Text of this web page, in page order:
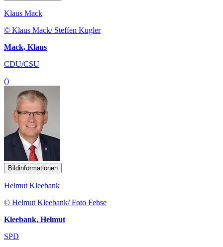
Klaus Mack
© Klaus Mack/ Steffen Kugler
Mack, Klaus
CDU/CSU
()
Bildinformationen
Helmut Kleebank
© Helmut Kleebank/ Foto Fehse
Kleebank, Helmut
SPD